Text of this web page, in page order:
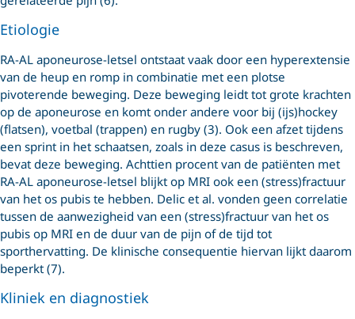
Etiologie
RA-AL aponeurose-letsel ontstaat vaak door een hyperextensie
van de heup en romp in combinatie met een plotse
pivoterende beweging. Deze beweging leidt tot grote krachten
op de aponeurose en komt onder andere voor bij (ijs)hockey
(flatsen), voetbal (trappen) en rugby (3). Ook een afzet tijdens
een sprint in het schaatsen, zoals in deze casus is beschreven,
bevat deze beweging. Achttien procent van de patiënten met
RA-AL aponeurose-letsel blijkt op MRI ook een (stress)fractuur
van het os pubis te hebben. Delic et al. vonden geen correlatie
tussen de aanwezigheid van een (stress)fractuur van het os
pubis op MRI en de duur van de pijn of de tijd tot
sporthervatting. De klinische consequentie hiervan lijkt daarom
beperkt (7).
Kliniek en diagnostiek